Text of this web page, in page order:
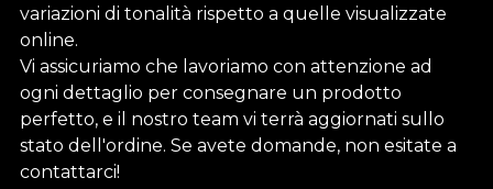
variazioni di tonalità rispetto a quelle visualizzate
online.
Vi assicuriamo che lavoriamo con attenzione ad
ogni dettaglio per consegnare un prodotto
perfetto, e il nostro team vi terrà aggiornati sullo
stato dell'ordine. Se avete domande, non esitate a
contattarci!